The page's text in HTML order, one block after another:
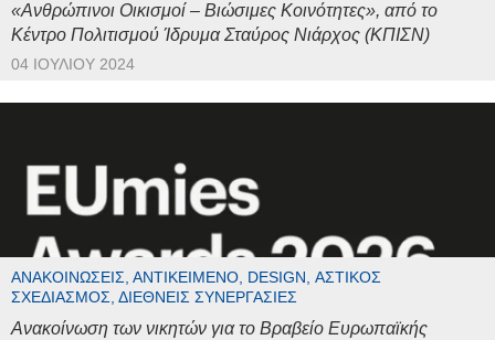
«Ανθρώπινοι Οικισμοί – Βιώσιμες Κοινότητες», από το
Κέντρο Πολιτισμού Ίδρυμα Σταύρος Νιάρχος (ΚΠΙΣΝ)
04 ΙΟΥΛΊΟΥ 2024
ΑΝΑΚΟΙΝΏΣΕΙΣ, ΑΝΤΙΚΕΊΜΕΝΟ, DESIGN, ΑΣΤΙΚΌΣ
ΣΧΕΔΙΑΣΜΌΣ, ΔΙΕΘΝΕΊΣ ΣΥΝΕΡΓΑΣΊΕΣ
Ανακοίνωση των νικητών για το Βραβείο Ευρωπαϊκής